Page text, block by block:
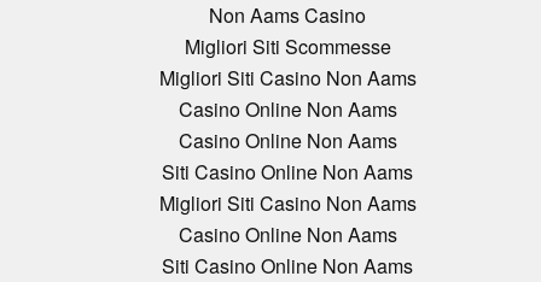
Non Aams Casino
Migliori Siti Scommesse
Migliori Siti Casino Non Aams
Casino Online Non Aams
Casino Online Non Aams
Siti Casino Online Non Aams
Migliori Siti Casino Non Aams
Casino Online Non Aams
Siti Casino Online Non Aams